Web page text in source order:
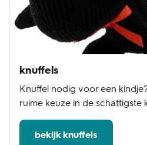
knuffels
Knuffel nodig voor een
ruime keuze in de schattigste
bekijk knuffels